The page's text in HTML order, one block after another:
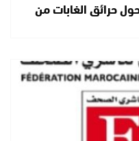
حرائق الغابات من